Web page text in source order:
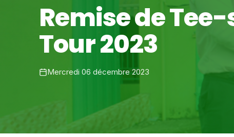
Remise de
Tour 2023
Mercredi 06 décembre 2023